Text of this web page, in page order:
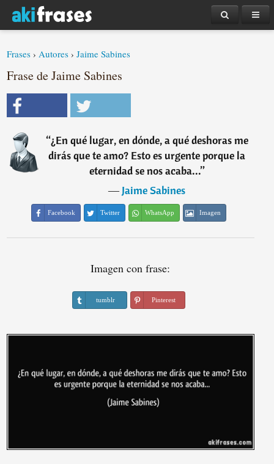
Frases ›Autores ›Jaime Sabines
Frase de Jaime Sabines
“¿En qué lugar, en dónde, a qué deshoras me
dirás que te amo? Esto es urgente porque la
eternidad se nos acaba...”
―Jaime Sabines
Facebook Twitter WhatsApp Imagen
Imagen con frase:
tumblr Pinterest